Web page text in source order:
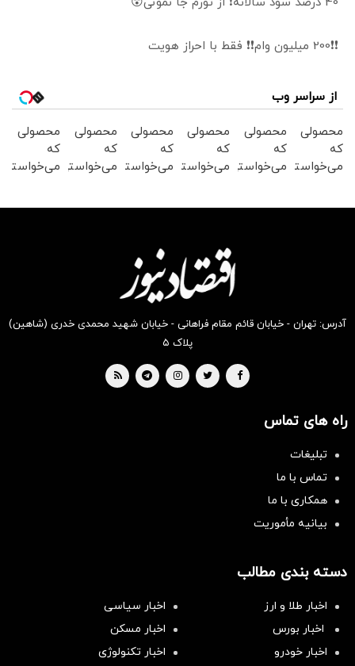
❗❗200 میلیون وام❗❗ فقط با احراز هویت
از سراسر وب
محصولی
که
می‌خواستی
محصولی
که
می‌خواستی
محصولی
که
می‌خواستی
بخر !
محصولی
که
می‌خواستی
بخر !
محصولی
که
می‌خواستی
محصولی
که
می‌خواستی
آدرس: تهران - خیابان قائم مقام فراهانی - خیابان شهید محمدی خدری (شاهین)
پلاک ۵
راه های تماس
تبلیغات
تماس با ما
همکاری با ما
بیانیه مأموریت
دسته بندی مطالب
اخبار طلا و ارز
اخبار سیاسی
اخبار بورس
اخبار مسکن
اخبار خودرو
اخبار تکنولوژی